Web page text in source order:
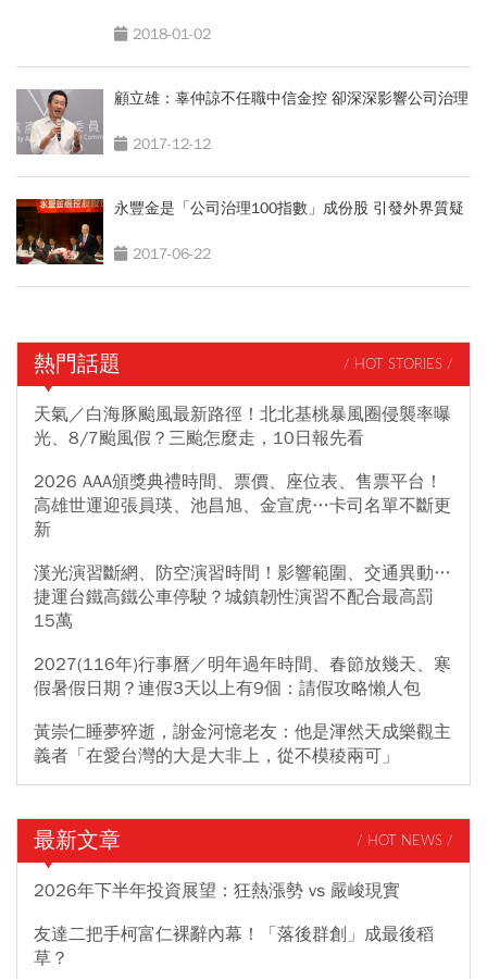
2018-01-02
顧立雄：辜仲諒不任職中信金控 卻深深影響公司治理
2017-12-12
永豐金是「公司治理100指數」成份股 引發外界質疑
2017-06-22
熱門話題 / HOT STORIES /
天氣／白海豚颱風最新路徑！北北基桃暴風圈侵襲率曝
光、8/7颱風假？三颱怎麼走，10日報先看
2026 AAA頒獎典禮時間、票價、座位表、售票平台！
高雄世運迎張員瑛、池昌旭、金宣虎…卡司名單不斷更
新
漢光演習斷網、防空演習時間！影響範圍、交通異動…
捷運台鐵高鐵公車停駛？城鎮韌性演習不配合最高罰
15萬
2027(116年)行事曆／明年過年時間、春節放幾天、寒
假暑假日期？連假3天以上有9個：請假攻略懶人包
黃崇仁睡夢猝逝，謝金河憶老友：他是渾然天成樂觀主
義者「在愛台灣的大是大非上，從不模稜兩可」
最新文章 / HOT NEWS /
2026年下半年投資展望：狂熱漲勢 vs 嚴峻現實
友達二把手柯富仁裸辭內幕！「落後群創」成最後稻
草？